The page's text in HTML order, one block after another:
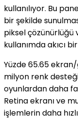
kullanılıyor. Bu
bir şekilde
piksel çözünürlüğü
kullanımda akıcı
Yüzde 65.65
milyon renk
oyunlardan daha
Retina ekranı ve
işlemlerin daha